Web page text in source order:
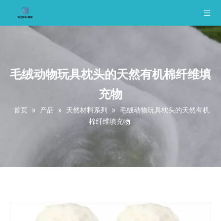
毛绒动物玩具枕头的天然有机棉纤维填
充物
首页 » 产品 » 天然材料系列 »
毛绒动物玩具枕头的天然有机
棉纤维填充物